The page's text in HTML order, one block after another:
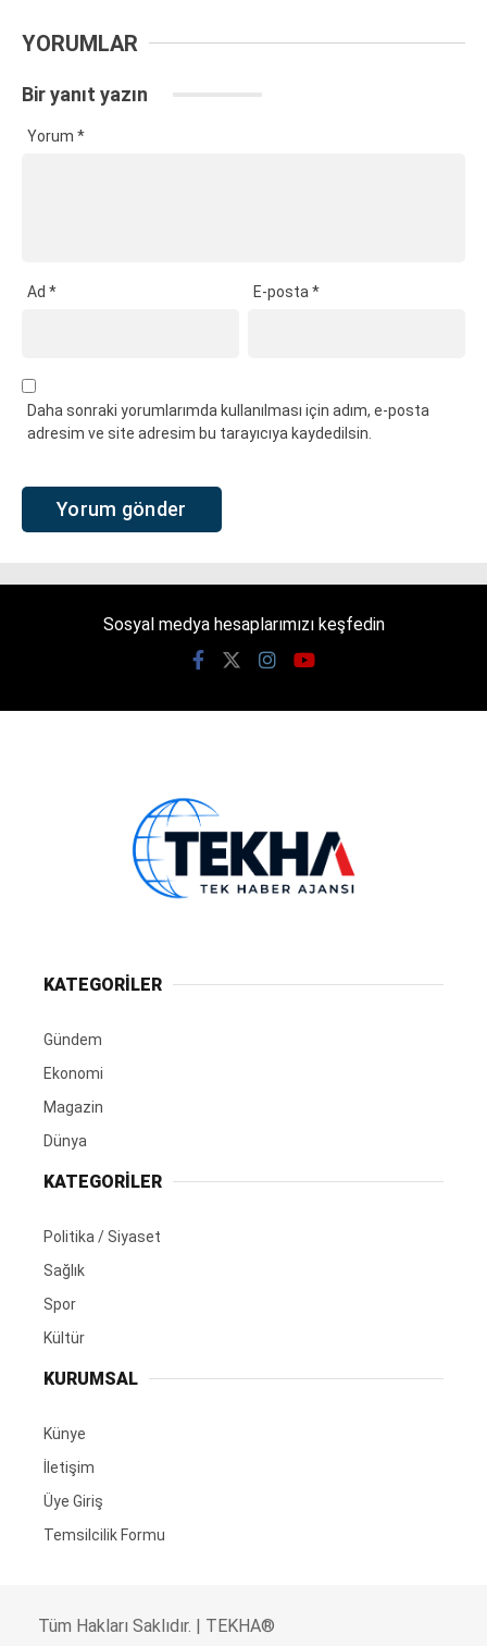
YORUMLAR
Bir yanıt yazın
Yorum *
Ad * E-posta*
Daha sonraki yorumlarımda kullanılması için adım, e-posta
adresim ve site adresim bu tarayıcıya kaydedilsin.
Sosyal medya hesaplarımızı keşfedin
KATEGORİLER
Gündem
Ekonomi
Magazin
Dünya
KATEGORİLER
Politika / Siyaset
Sağlık
Spor
Kültür
KURUMSAL
Künye
İletişim
Üye Giriş
Temsilcilik Formu
Tüm Hakları Saklıdır. | TEKHA®